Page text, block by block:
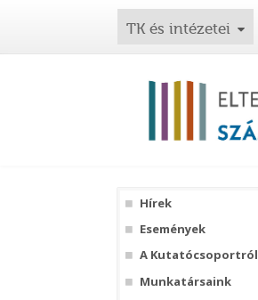
TK és intézetei
Hírek
Események
A Kutatócsoportról
Munkatársaink